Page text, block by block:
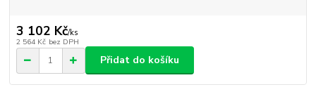
3 102 Kč/ks
2 564 Kč bez DPH
Přidat do košíku